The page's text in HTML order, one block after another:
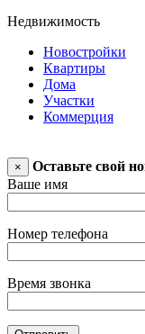
Недвижимость
Новостройки
Квартиры
Дома
Участки
Коммерция
×
Оставьте свой
Ваше имя
Номер телефона
Время звонка